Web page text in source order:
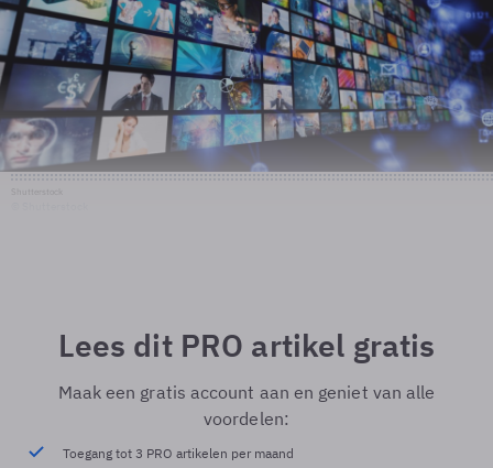
Lees dit PRO artikel gratis
Maak een gratis account aan en geniet van alle
voordelen:
Toegang tot 3 PRO artikelen per maand